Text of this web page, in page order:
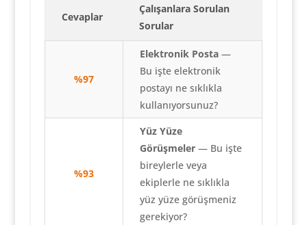
Cevaplar
Çalışanlara Sorulan
Sorular
%97
Elektronik Posta—
Bu işte elektronik
postayı ne sıklıkla
kullanıyorsunuz?
%93
Yüz Yüze
Görüşmeler— Bu işte
bireylerle veya
ekiplerle ne sıklıkla
yüz yüze görüşmeniz
gerekiyor?